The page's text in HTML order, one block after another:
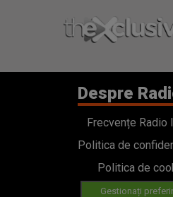
Despre
Frecvențe Radio
Politica de
Politica de
Gestionați